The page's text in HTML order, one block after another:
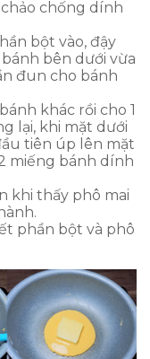
chống dính
bột vào, đậy
bên dưới vừa
đun cho bánh
khác rồi cho 1
lại, khi mặt dưới
tiên úp lên mặt
miếng bánh dính
khi thấy phô mai
phần bột và phô